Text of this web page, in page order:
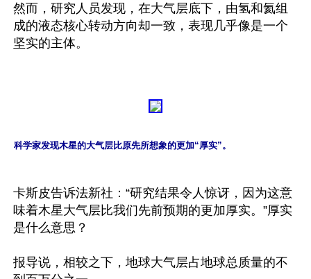
然而，研究人员发现，在大气层底下，由氢和氦组
成的液态核心转动方向却一致，表现几乎像是一个
坚实的主体。
科学家发现木星的大气层比原先所想象的更加“厚实”。
卡斯皮告诉法新社：“研究结果令人惊讶，因为这意
味着木星大气层比我们先前预期的更加厚实。”厚实
是什么意思？
报导说，相较之下，地球大气层占地球总质量的不